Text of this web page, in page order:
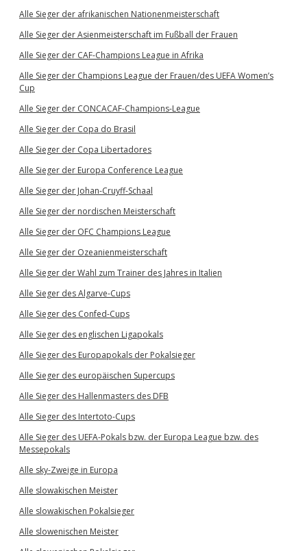
Alle Sieger der afrikanischen Nationenmeisterschaft
Alle Sieger der Asienmeisterschaft im Fußball der Frauen
Alle Sieger der CAF-Champions League in Afrika
Alle Sieger der Champions League der Frauen/des UEFA Women’s
Cup
Alle Sieger der CONCACAF-Champions-League
Alle Sieger der Copa do Brasil
Alle Sieger der Copa Libertadores
Alle Sieger der Europa Conference League
Alle Sieger der Johan-Cruyff-Schaal
Alle Sieger der nordischen Meisterschaft
Alle Sieger der OFC Champions League
Alle Sieger der Ozeanienmeisterschaft
Alle Sieger der Wahl zum Trainer des Jahres in Italien
Alle Sieger des Algarve-Cups
Alle Sieger des Confed-Cups
Alle Sieger des englischen Ligapokals
Alle Sieger des Europapokals der Pokalsieger
Alle Sieger des europäischen Supercups
Alle Sieger des Hallenmasters des DFB
Alle Sieger des Intertoto-Cups
Alle Sieger des UEFA-Pokals bzw. der Europa League bzw. des
Messepokals
Alle sky-Zweige in Europa
Alle slowakischen Meister
Alle slowakischen Pokalsieger
Alle slowenischen Meister